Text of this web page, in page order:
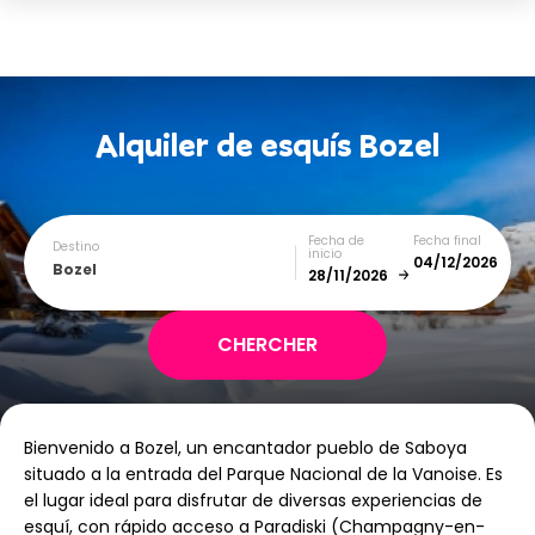
Alquiler de esquís Bozel
Destino
Bozel
Fecha de
inicio
Fecha final
SUN MON TUE WED THU FRI SAT
1 2 3 4 5
Bienvenido a Bozel, un encantador pueblo de Saboya
situado a la entrada del Parque Nacional de la Vanoise. Es
el lugar ideal para disfrutar de diversas experiencias de
esquí, con rápido acceso a Paradiski (Champagny-en-